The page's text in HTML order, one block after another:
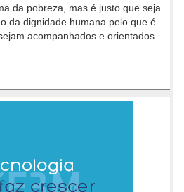
da pobreza, mas é justo que seja
da dignidade humana pelo que é
acompanhados e orientados